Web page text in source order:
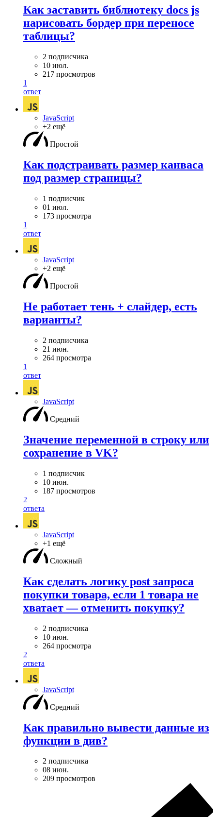
Как заставить библиотеку docs js
нарисовать бордер при переносе
таблицы?
2 подписчика
10 июл.
217 просмотров
1
ответ
JavaScript
+2 ещё
Простой
Как подстраивать размер канваса
под размер страницы?
1 подписчик
01 июл.
173 просмотра
1
ответ
JavaScript
+2 ещё
Простой
Не работает тень + слайдер, есть
варианты?
2 подписчика
21 июн.
264 просмотра
1
ответ
JavaScript
Средний
Значение переменной в строку или
сохранение в VK?
1 подписчик
10 июн.
187 просмотров
2
ответа
JavaScript
+1 ещё
Сложный
Как сделать логику post запроса
покупки товара, если 1 товара не
хватает — отменить покупку?
2 подписчика
10 июн.
264 просмотра
2
ответа
JavaScript
Средний
Как правильно вывести данные из
функции в див?
2 подписчика
08 июн.
209 просмотров